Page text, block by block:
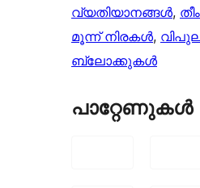
വ്യതിയാനങ്ങൾ,
മൂന്ന് നിരകൾ,
ബ്ലോക്കുകൾ
പാറ്റേണുകൾ